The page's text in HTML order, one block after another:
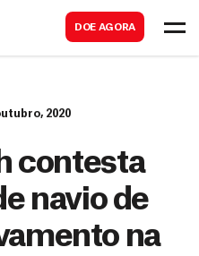
DOE AGORA
2020
contesta
navio de
na